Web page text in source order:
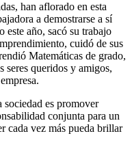
han aflorado en esta
a demostrarse a sí
este año, sacó su trabajo
cuidó de sus
Matemáticas de grado,
seres queridos y amigos,
es promover
conjunta para un
cada vez más pueda brillar